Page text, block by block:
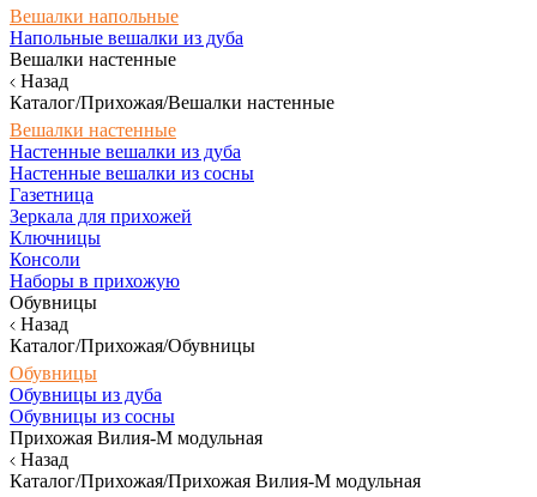
Вешалки напольные
Напольные вешалки из дуба
Вешалки настенные
Назад
Каталог/Прихожая/Вешалки настенные
Вешалки настенные
Настенные вешалки из дуба
Настенные вешалки из сосны
Газетница
Зеркала для прихожей
Ключницы
Консоли
Наборы в прихожую
Обувницы
Назад
Каталог/Прихожая/Обувницы
Обувницы
Обувницы из дуба
Обувницы из сосны
Прихожая Вилия-М модульная
Назад
Каталог/Прихожая/Прихожая Вилия-М модульная